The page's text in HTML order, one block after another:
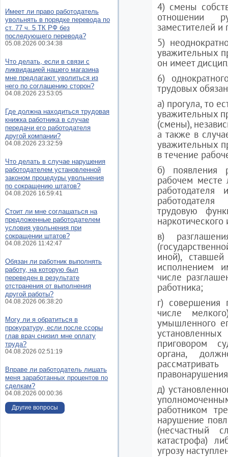
4) смены
отношении
заместителей и
5)
уважительных
он имеет
6)
трудовых
а) прогула, то
уважительных
(смены),
а также в
уважительных
в течение
б) появления
рабочем месте
трудовую
в)
иной),
исполнением
числе
работника;
г)
числе
умышленного
приговором
органа,
д)
работником
нарушение
(несчастный
катастрофа)
угрозу
Имеет ли право работодатель
увольнять в порядке перевода по
ст. 77 ч. 5 ТК РФ без
последующего перевода?
05.08.2026 00:34:38
Что делать, если в связи с
ликвидацией нашего магазина
мне предлагают уволиться из
него по соглашению сторон?
04.08.2026 23:53:05
Где должна находиться трудовая
книжка работника в случае
передачи его работодателя
другой компании?
04.08.2026 23:32:59
Что делать в случае нарушения
работодателем установленной
законом процедуры увольнения
по сокращению штатов?
04.08.2026 16:59:41
Стоит ли мне соглашаться на
предложенные работодателем
условия увольнения при
сокращении штатов?
04.08.2026 11:42:47
Обязан ли работник выполнять
работу, на которую был
переведен в результате
отстранения от выполнения
другой работы?
04.08.2026 06:38:20
Могу ли я обратиться в
прокуратуру, если после ссоры
глав врач снизил мне оплату
труда?
04.08.2026 02:51:19
Вправе ли работодатель лишать
меня заработанных процентов по
сделкам?
04.08.2026 00:00:36
Другие вопросы